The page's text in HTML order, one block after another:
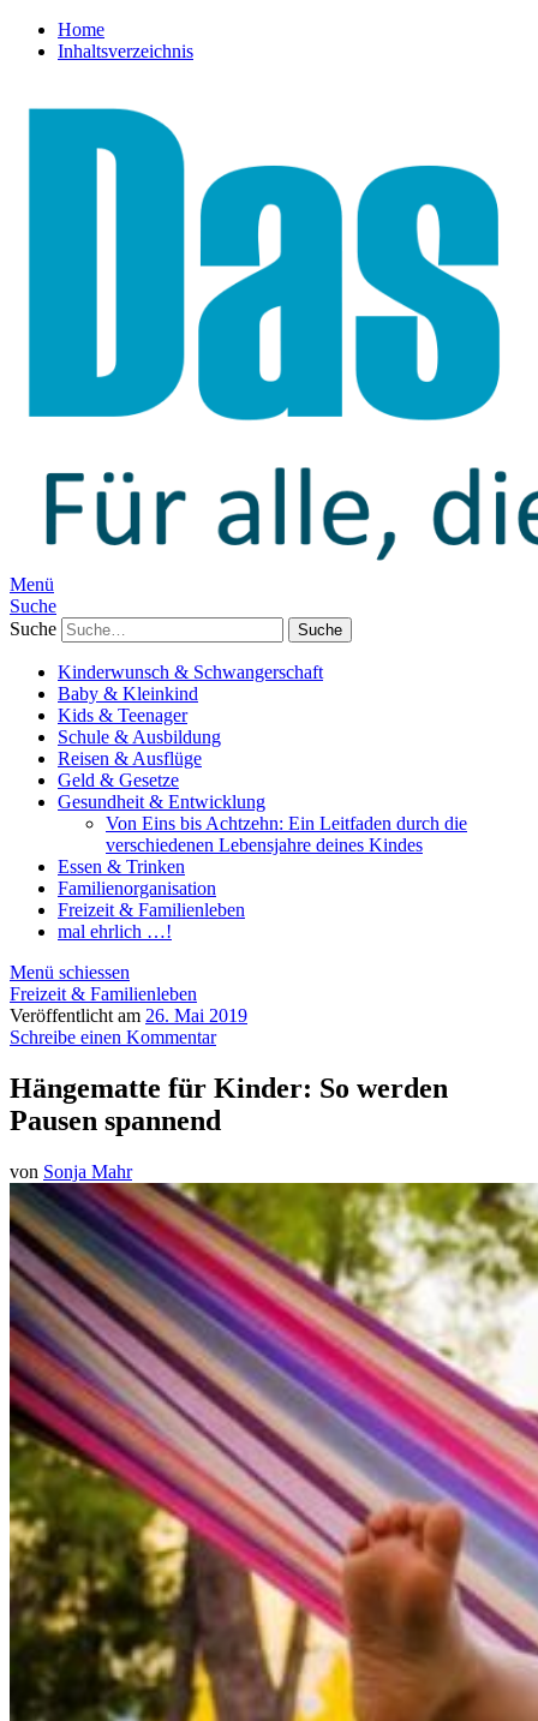
Home
Inhaltsverzeichnis
Menü
Suche
Suche
Kinderwunsch & Schwangerschaft
Baby & Kleinkind
Kids & Teenager
Schule & Ausbildung
Reisen & Ausflüge
Geld & Gesetze
Gesundheit & Entwicklung
Von Eins bis Achtzehn: Ein Leitfaden durch die
verschiedenen Lebensjahre deines Kindes
Essen & Trinken
Familienorganisation
Freizeit & Familienleben
mal ehrlich …!
Menü schiessen
Freizeit & Familienleben
Veröffentlicht am 26. Mai 2019
Schreibe einen Kommentar
Hängematte für Kinder: So werden
Pausen spannend
von Sonja Mahr